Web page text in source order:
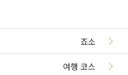
죠소
여행 코스